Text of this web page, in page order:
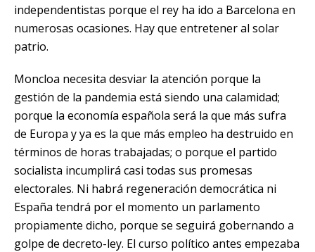
independentistas porque el rey ha ido a Barcelona en
numerosas ocasiones. Hay que entretener al solar
patrio.
Moncloa necesita desviar la atención porque la
gestión de la pandemia está siendo una calamidad;
porque la economía española será la que más sufra
de Europa y ya es la que más empleo ha destruido en
términos de horas trabajadas; o porque el partido
socialista incumplirá casi todas sus promesas
electorales. Ni habrá regeneración democrática ni
España tendrá por el momento un parlamento
propiamente dicho, porque se seguirá gobernando a
golpe de decreto-ley. El curso político antes empezaba